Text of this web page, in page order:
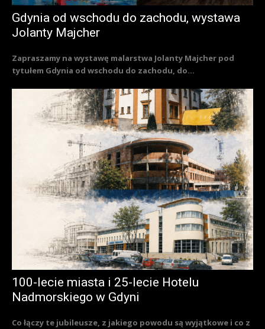
Gdynia od wschodu do zachodu, wystawa
Jolanty Majcher
Zapraszamy na wystawę malarstwa Jolanty Majcher pod
tytułem Gdynia od wschodu do zachodu, do...
100-lecie miasta i 25-lecie Hotelu
Nadmorskiego w Gdyni
Co łączy te jubileusze, z jakiego powodu są wyjątkowe i co z